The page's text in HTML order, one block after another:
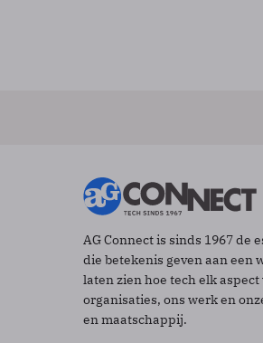
AG Connect is sinds 1967 de
die betekenis geven aan een
laten zien hoe tech elk
organisaties, ons werk en
en maatschappij.